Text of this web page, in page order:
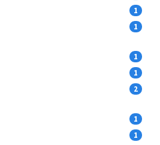
1
1
1
1
2
1
1